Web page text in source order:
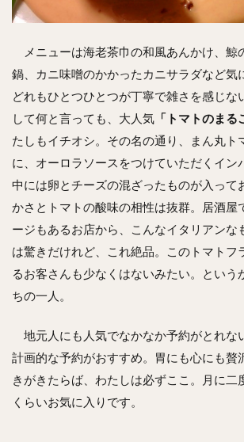
メニューは海老茶巾の和風あんかけ、鯨
鍋、カニ味噌のかかったカニサラダなど気
どれもひとつひとつが丁寧で雑さを感じな
して何と言っても、大人気 「トマトのまる
たしもイチオシ。その名の通り、まん丸ト
に、オーロラソースをつけていただくイン
中には卵とチーズの混ざったものが入って
かさとトマトの酸味の相性は抜群。居酒屋
ージもあるお店から、こんなイタリアンな
は驚きだけれど、これ絶品。このトマトフ
るお客さんも少なくはないみたい。という
ちの一人。
地元人にも人気でなかなか予約がとれな
計画的な予約がおすすめ。胃にも心にも贅
きがきたらば、わたしは必ずここ。月に二
くらいお気に入りです。